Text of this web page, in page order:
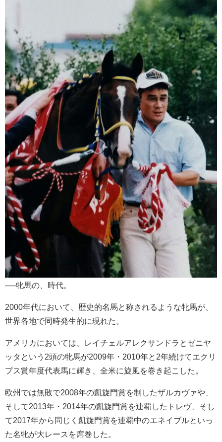
──牝馬の、時代。
2000年代において、歴史的名馬と称されるような牝馬が、
世界各地で同時発生的に現れた。
アメリカにおいては、レイチェルアレクサンドラとゼニヤ
ッタという2頭の牝馬が2009年・2010年と2年続けてエクリ
プス賞年度代表馬に輝き、全米に旋風を巻き起こした。
欧州では無敗で2008年の凱旋門賞を制したザルカヴァや、
そして2013年・2014年の凱旋門賞を連覇したトレヴ、そし
て2017年から同じく凱旋門賞を連覇中のエネイブルといっ
た名牝が大レースを席巻した。